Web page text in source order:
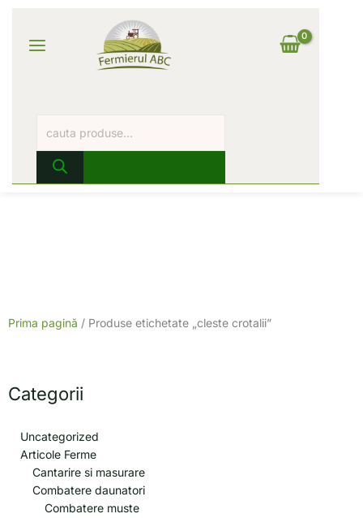
contentMenu
Prima pagină / Produse etichetate „cleste crotalii”
Categorii
Uncategorized
Articole Ferme
Cantarire si masurare
Combatere daunatori
Combatere muste